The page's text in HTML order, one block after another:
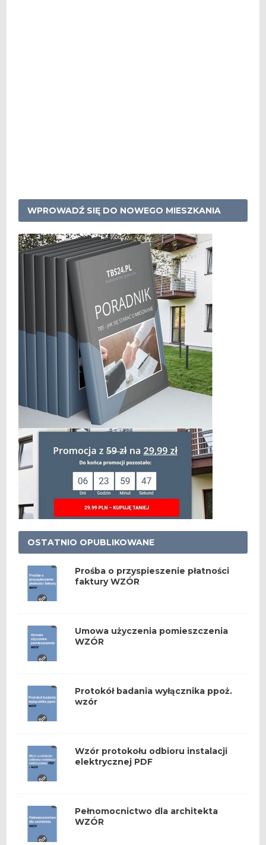
WPROWADŹ SIĘ DO NOWEGO MIESZKANIA
OSTATNIO OPUBLIKOWANE
Prośba o przyspieszenie płatności
faktury WZÓR
Umowa użyczenia pomieszczenia
WZÓR
Protokół badania wyłącznika ppoż.
wzór
Wzór protokołu odbioru instalacji
elektrycznej PDF
Pełnomocnictwo dla architekta
WZÓR